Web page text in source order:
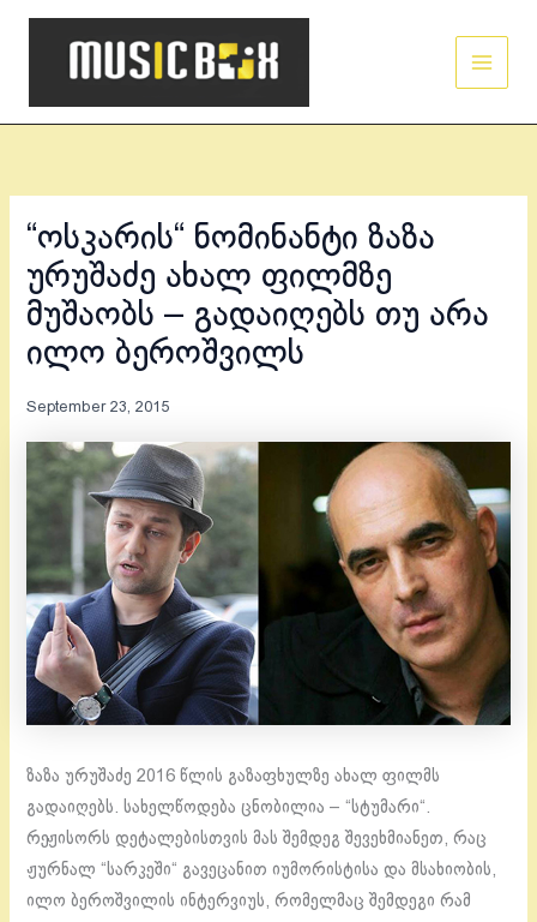
Skip
“ოსკარის“ ნომინანტი ზაზა
ურუშაძე ახალ ფილმზე
მუშაობს – გადაიღებს თუ არა
ილო ბეროშვილს
September 23, 2015
ზაზა ურუშაძე 2016 წლის გაზაფხულზე ახალ ფილმს
გადაიღებს. სახელწოდება ცნობილია – “სტუმარი“.
რეჟისორს დეტალებისთვის მას შემდეგ შევეხმიანეთ, რაც
ჟურნალ “სარკეში“ გავეცანით იუმორისტისა და მსახიობის,
ილო ბეროშვილის ინტერვიუს, რომელმაც შემდეგი რამ